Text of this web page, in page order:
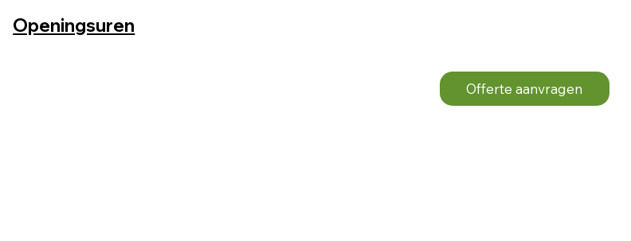
Openingsuren
Offerte aanvragen